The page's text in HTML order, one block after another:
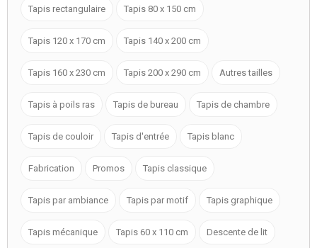
Tapis rectangulaire Tapis 80 x 150 cm
Tapis 120 x 170 cm Tapis 140 x 200 cm
Tapis 160 x 230 cm Tapis 200 x 290 cm Autres tailles
Tapis à poils ras Tapis de bureau Tapis de chambre
Tapis de couloir Tapis d'entrée Tapis blanc
Fabrication Promos Tapis classique
Tapis par ambiance Tapis par motif Tapis graphique
Tapis mécanique Tapis 60 x 110 cm Descente de lit